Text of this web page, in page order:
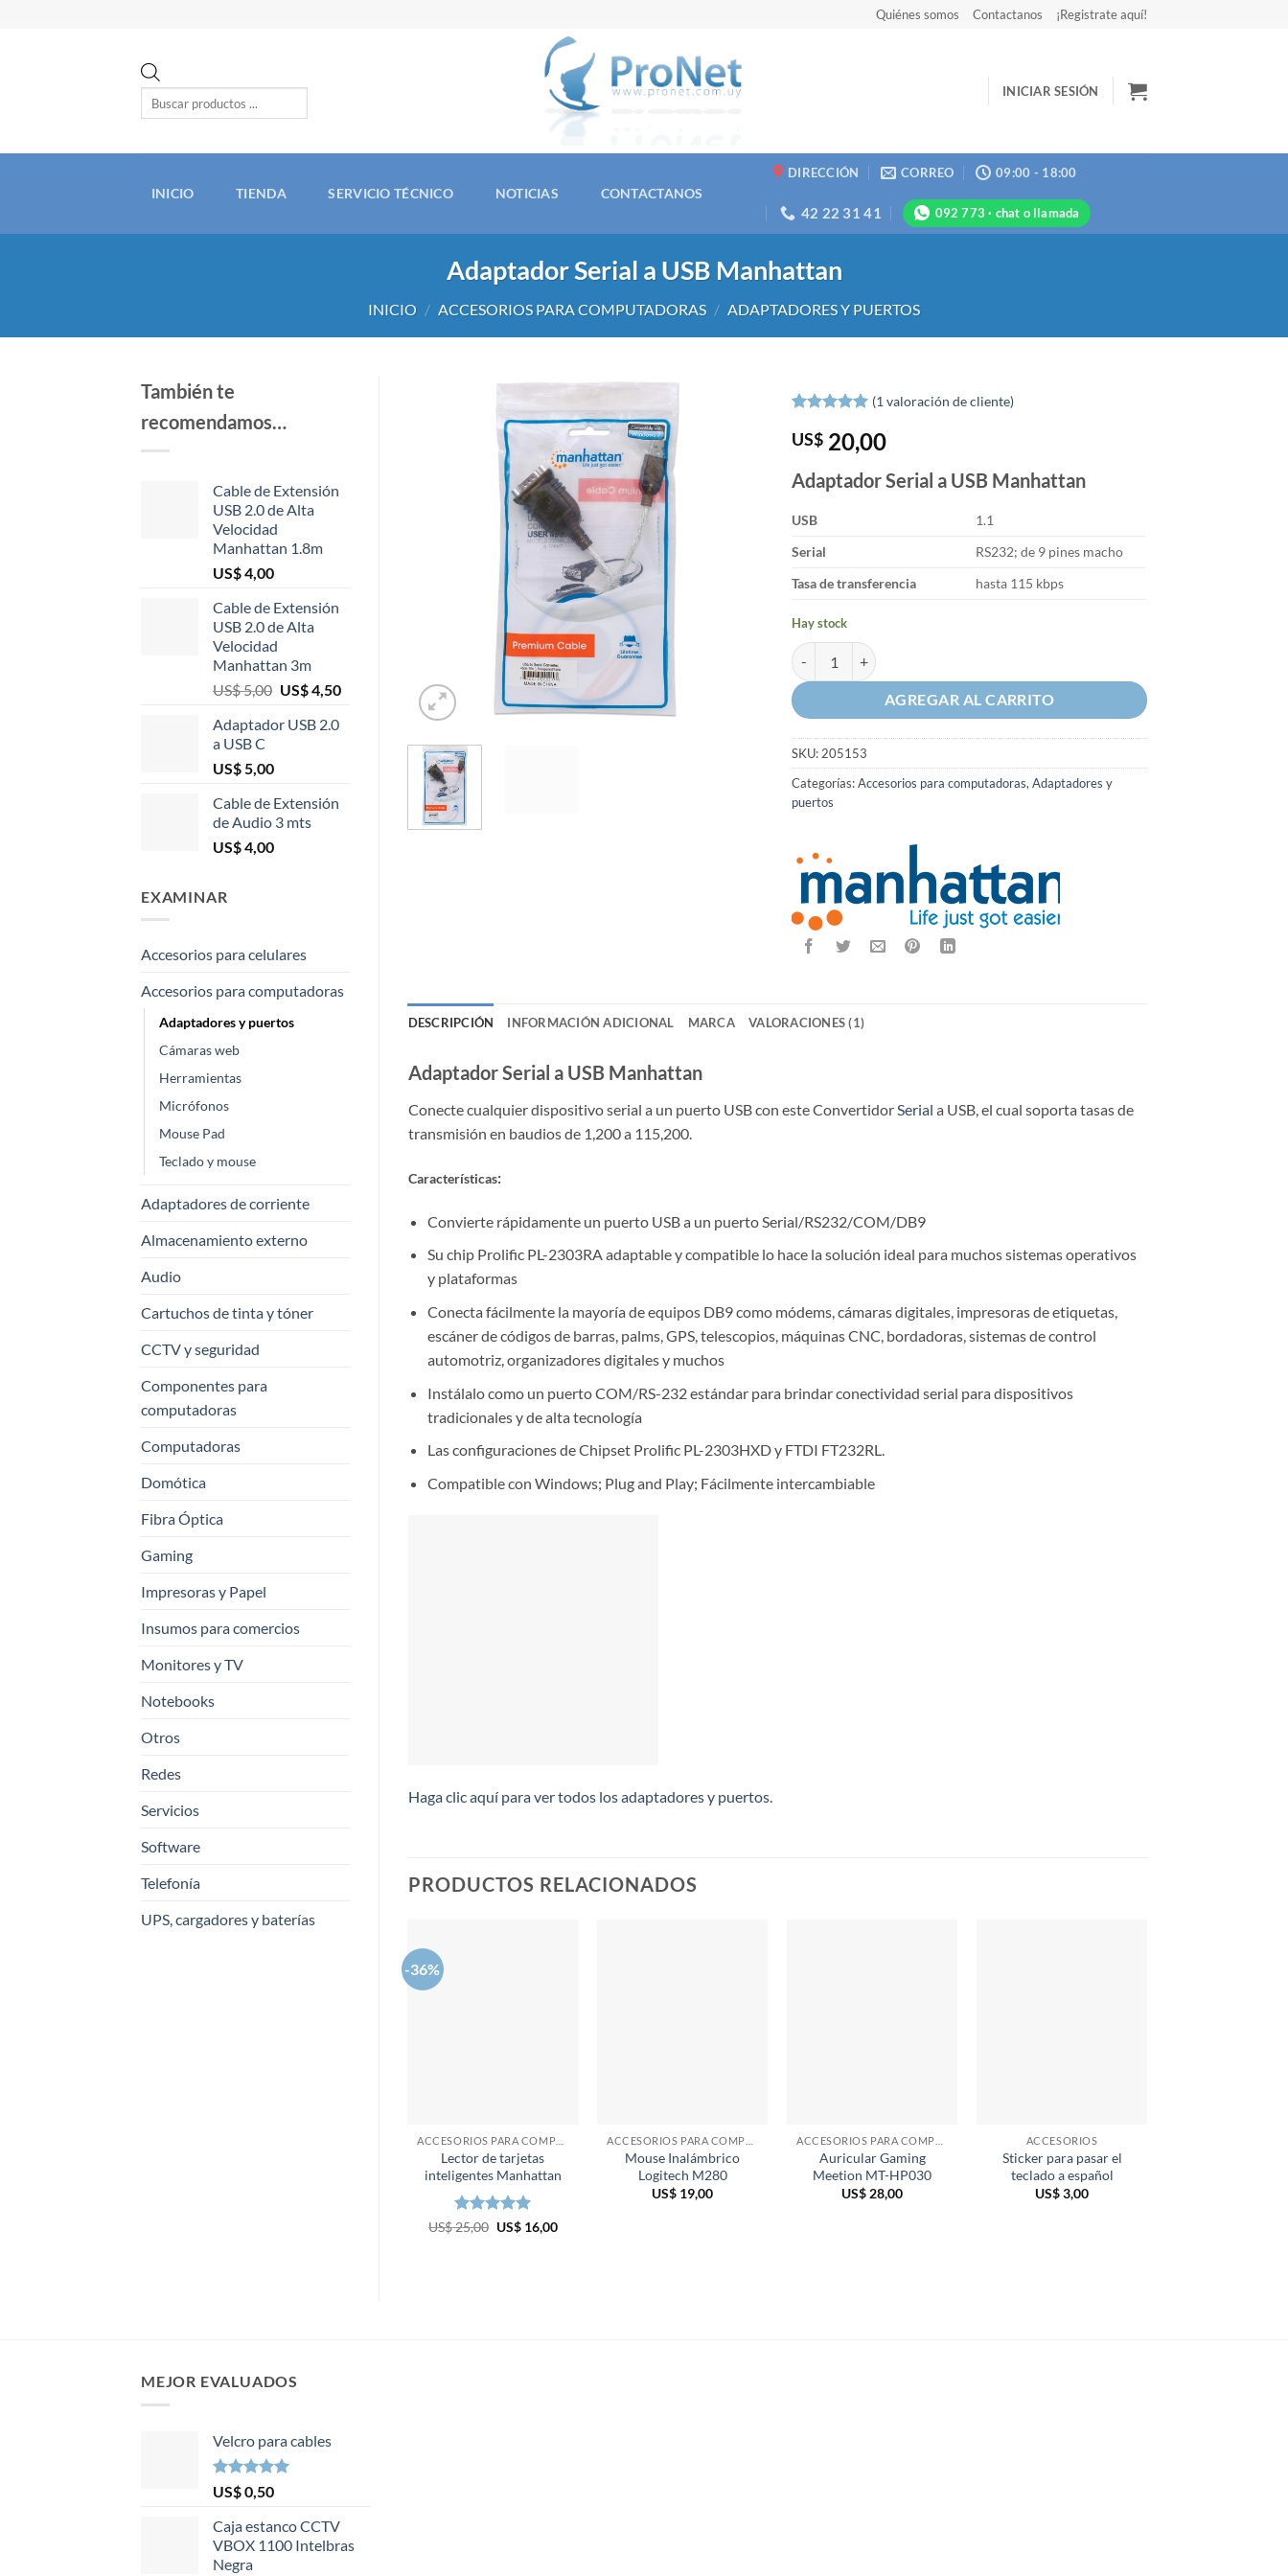
Quiénes somos Contactanos ¡Registrate aquí!
Búsqueda
INICIAR SESIÓN
INICIO TIENDA SERVICIO TÉCNICO NOTICIAS CONTACTANOS
DIRECCIÓN CORREO 09:00 - 18:00
42 22 31 41 092 773 · chat o llamada
Adaptador Serial a USB Manhattan
INICIO / ACCESORIOS PARA COMPUTADORAS / ADAPTADORES Y PUERTOS
También te
recomendamos…
Cable de Extensión
USB 2.0 de Alta
Velocidad
Manhattan 1.8m
US$4,00
Cable de Extensión
USB 2.0 de Alta
Velocidad
Manhattan 3m
US$5,00 El
original
US$4,50El
Adaptador USB 2.0
a USB C
US$ 5,00
Cable de Extensión
de Audio 3 mts
US$4,00
EXAMINAR
Accesorios para celulares
Accesorios para computadoras
Adaptadores y puertos
Cámaras web
Herramientas
Micrófonos
Mouse Pad
Teclado y mouse
Adaptadores de corriente
Almacenamiento externo
Audio
Cartuchos de tinta y tóner
CCTV y seguridad
Componentes para
computadoras
Computadoras
Domótica
Fibra Óptica
Gaming
Impresoras y Papel
Insumos para comercios
Monitores y TV
Notebooks
Otros
Redes
Servicios
Software
Telefonía
UPS, cargadores y baterías
sobre 5
basado en
puntuación
de cliente
(1 valoración de cliente)
US$ 20,00
Adaptador Serial a USB Manhattan
USB
1.1
Serial
RS232; de 9 pines macho
Tasa de transferencia
hasta 115 kbps
Hay stock
Adaptador Serial a USB Manhattan cantidad
AGREGAR AL CARRITO
SKU:205153
Categorías:Accesorios para computadoras,Adaptadores y
puertos
DESCRIPCIÓN INFORMACIÓN ADICIONAL MARCA VALORACIONES (1)
Adaptador Serial a USB Manhattan
Conecte cualquier dispositivo serial a un puerto USB con este ConvertidorSerial a USB, el cual soporta tasas de
transmisión en baudios de 1,200 a 115,200.
Características:
Convierte rápidamente un puerto USB a un puerto Serial/RS232/COM/DB9
Su chip Prolific PL-2303RA adaptable y compatible lo hace la solución ideal para muchos sistemas operativos
y plataformas
Conecta fácilmente la mayoría de equipos DB9 como módems, cámaras digitales, impresoras de etiquetas,
escáner de códigos de barras, palms, GPS, telescopios, máquinas CNC, bordadoras, sistemas de control
automotriz, organizadores digitales y muchos
Instálalo como un puerto COM/RS-232 estándar para brindar conectividad serial para dispositivos
tradicionales y de alta tecnología
Las configuraciones de Chipset Prolific PL-2303HXD y FTDI FT232RL.
Compatible con Windows; Plug and Play; Fácilmente intercambiable
Haga clic aquí para ver todos los adaptadores y puertos.
PRODUCTOS RELACIONADOS
-36%
Lector de tarjetas
inteligentes Manhattan
Valorado en
US$25,00 El
US$16,00El
Mouse Inalámbrico
Logitech M280
US$ 19,00
Auricular Gaming
Meetion MT-HP030
US$ 28,00
ACCESORIOS
Sticker para pasar el
teclado a español
US$3,00
MEJOR EVALUADOS
Velcro para cables
Valorado en
5.00
de 5
US$0,50
Caja estanco CCTV
VBOX 1100 Intelbras
Negra